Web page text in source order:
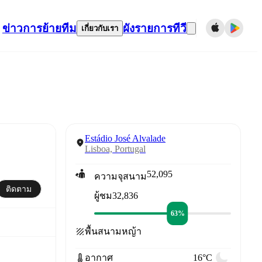
ข่าวการย้ายทีม เกี่ยวกับเรา ผังรายการทีวี
ติดตาม
Estádio José Alvalade
Lisboa, Portugal
ความจุสนาม52,095
ผู้ชม32,836
63%
พื้นสนามหญ้า
อากาศ 16°C